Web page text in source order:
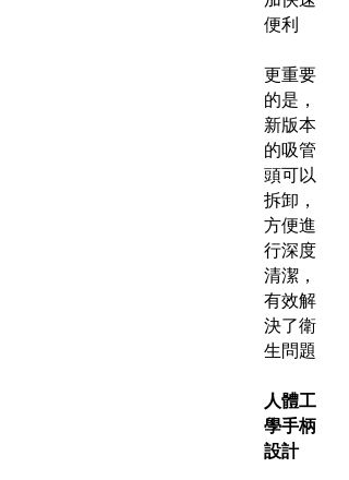
便利
更重要
的是，
新版本
的吸管
頭可以
拆卸，
方便進
行深度
清潔，
有效解
決了衛
生問題
人體工
學手柄
設計